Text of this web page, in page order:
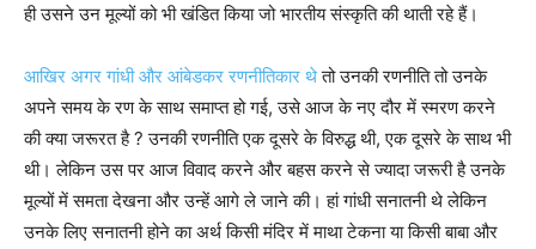
ही उसने उन मूल्यों को भी खंडित किया जो भारतीय संस्कृति की थाती रहे हैं।
आखिर अगर गांधी और आंबेडकर रणनीतिकार थेतो उनकी रणनीति तो उनके
अपने समय के रण के साथ समाप्त हो गई, उसे आज के नए दौर में स्मरण करने
की क्या जरूरत है ? उनकी रणनीति एक दूसरे के विरुद्ध थी, एक दूसरे के साथ भी
थी। लेकिन उस पर आज विवाद करने और बहस करने से ज्यादा जरूरी है उनके
मूल्यों में समता देखना और उन्हें आगे ले जाने की। हां गांधी सनातनी थे लेकिन
उनके लिए सनातनी होने का अर्थ किसी मंदिर में माथा टेकना या किसी बाबा और